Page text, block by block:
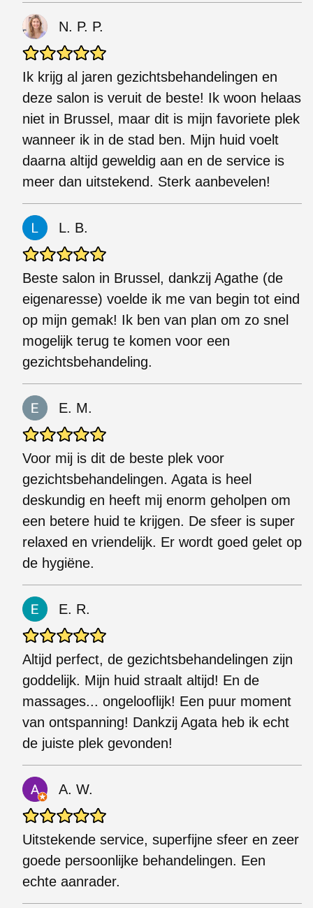
N. P. P.
Ik krijg al jaren gezichtsbehandelingen en
deze salon is veruit de beste! Ik woon helaas
niet in Brussel, maar dit is mijn favoriete plek
wanneer ik in de stad ben. Mijn huid voelt
daarna altijd geweldig aan en de service is
meer dan uitstekend. Sterk aanbevelen!
L. B.
Beste salon in Brussel, dankzij Agathe (de
eigenaresse) voelde ik me van begin tot eind
op mijn gemak! Ik ben van plan om zo snel
mogelijk terug te komen voor een
gezichtsbehandeling.
E. M.
Voor mij is dit de beste plek voor
gezichtsbehandelingen. Agata is heel
deskundig en heeft mij enorm geholpen om
een ​​betere huid te krijgen. De sfeer is super
relaxed en vriendelijk. Er wordt goed gelet op
de hygiëne.
E. R.
Altijd perfect, de gezichtsbehandelingen zijn
goddelijk. Mijn huid straalt altijd! En de
massages... ongelooflijk! Een puur moment
van ontspanning! Dankzij Agata heb ik echt
de juiste plek gevonden!
A. W.
Uitstekende service, superfijne sfeer en zeer
goede persoonlijke behandelingen. Een
echte aanrader.